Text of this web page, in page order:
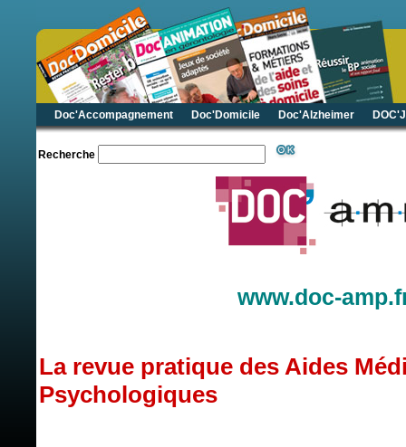
Doc'Accompagnement Doc'Domicile Doc'Alzheimer
Recherche
www.doc-
La revue pratique des Aides
Psychologiques